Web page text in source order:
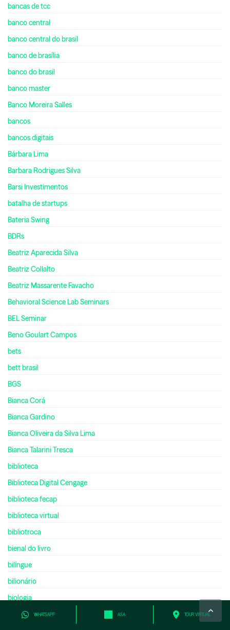
WHATSAPP ASA TOUR VIRTUAL
bancas de tcc
banco central
banco central do brasil
banco de brasília
banco do brasil
banco master
Banco Moreira Salles
bancos
bancos digitais
Bárbara Lima
Barbara Rodrigues Silva
Barsi Investimentos
batalha de startups
Bateria Swing
BDRs
Beatriz Aparecida Silva
Beatriz Collalto
Beatriz Massarente Favacho
Behavioral Science Lab Seminars
BEL Seminar
Beno Goulart Campos
bets
bett brasil
BGS
Bianca Corá
Bianca Gardino
Bianca Oliveira da Silva Lima
Bianca Talarini Tresca
biblioteca
Biblioteca Digital Cengage
biblioteca fecap
biblioteca virtual
bibliotroca
bienal do livro
bilíngue
bilionário
biologia
black friday